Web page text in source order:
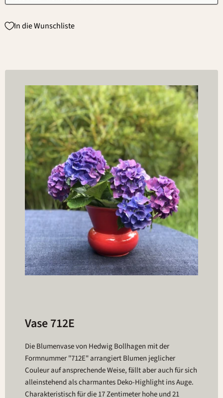
In die Wunschliste
Vase 712E
Die Blumenvase von Hedwig Bollhagen mit der
Formnummer "712E" arrangiert Blumen jeglicher
Couleur auf ansprechende Weise, fällt aber auch für sich
alleinstehend als charmantes Deko-Highlight ins Auge.
Charakteristisch für die 17 Zentimeter hohe und 21